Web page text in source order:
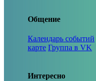
Общение
Календарь событий
карте Группа в VK
Интересно